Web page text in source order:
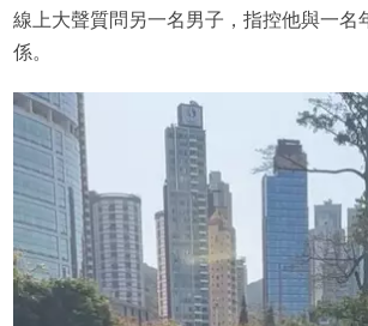
線上大聲質問另一名男子，指控他與一名
係。